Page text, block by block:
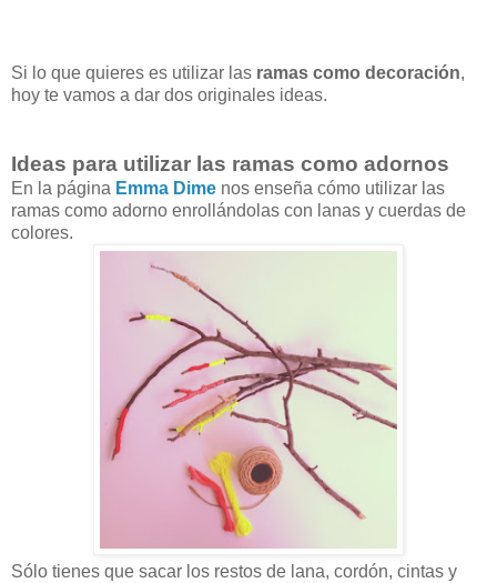
Si lo que quieres es utilizar las ramas como decoración,
hoy te vamos a dar dos originales ideas.
Ideas para utilizar las ramas como adornos
En la página Emma Dime nos enseña cómo utilizar las
ramas como adorno enrollándolas con lanas y cuerdas de
colores.
Sólo tienes que sacar los restos de lana, cordón, cintas y